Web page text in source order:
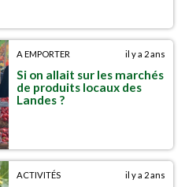
A EMPORTER il y a 2 ans
Si on allait sur les marchés
de produits locaux des
Landes ?
ACTIVITÉS il y a 2 ans